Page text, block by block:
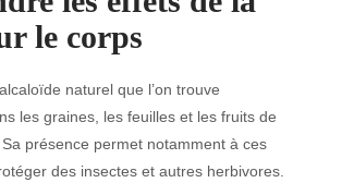
le corps
naturel que l’on trouve
les graines, les feuilles et les fruits de
présence permet notamment à ces
des insectes et autres herbivores.